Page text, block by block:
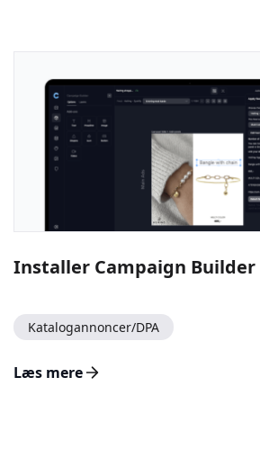
Katalogannoncer/DPA
Læs mere